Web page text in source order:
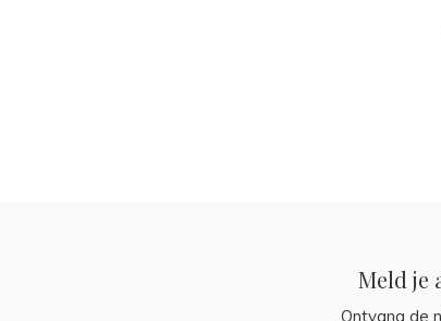
Meld je
Ontvang de